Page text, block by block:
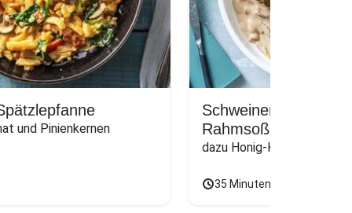
und Pinienkernen
Schweinemedaillons
Rahmsoße
dazu Honig-Karotten und
35 Minuten